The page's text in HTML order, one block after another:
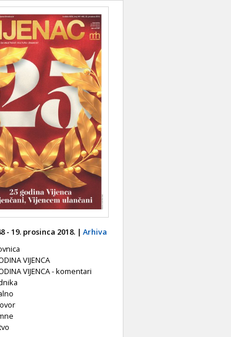
- 19. prosinca 2018. | Arhiva
VIJENCA
VIJENCA - komentari